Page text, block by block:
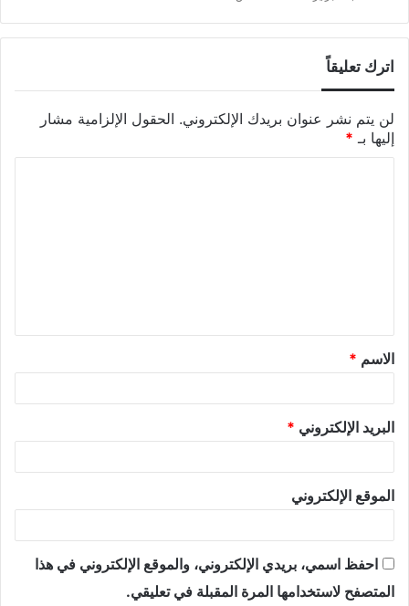
اترك تعليقاً
لن يتم نشر عنوان بريدك الإلكتروني. الحقول الإلزامية مشار
إليها بـ *
الاسم *
البريد الإلكتروني *
الموقع الإلكتروني
احفظ اسمي، بريدي الإلكتروني، والموقع الإلكتروني في هذا
المتصفح لاستخدامها المرة المقبلة في تعليقي.